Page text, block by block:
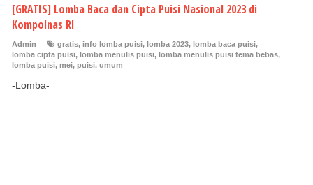
[GRATIS] Lomba Baca dan Cipta Puisi Nasional 2023 di
Kompolnas RI
Admin gratis, info lomba puisi, lomba 2023, lomba baca puisi,
lomba cipta puisi, lomba menulis puisi, lomba menulis puisi tema bebas,
lomba puisi, mei, puisi, umum
-Lomba-